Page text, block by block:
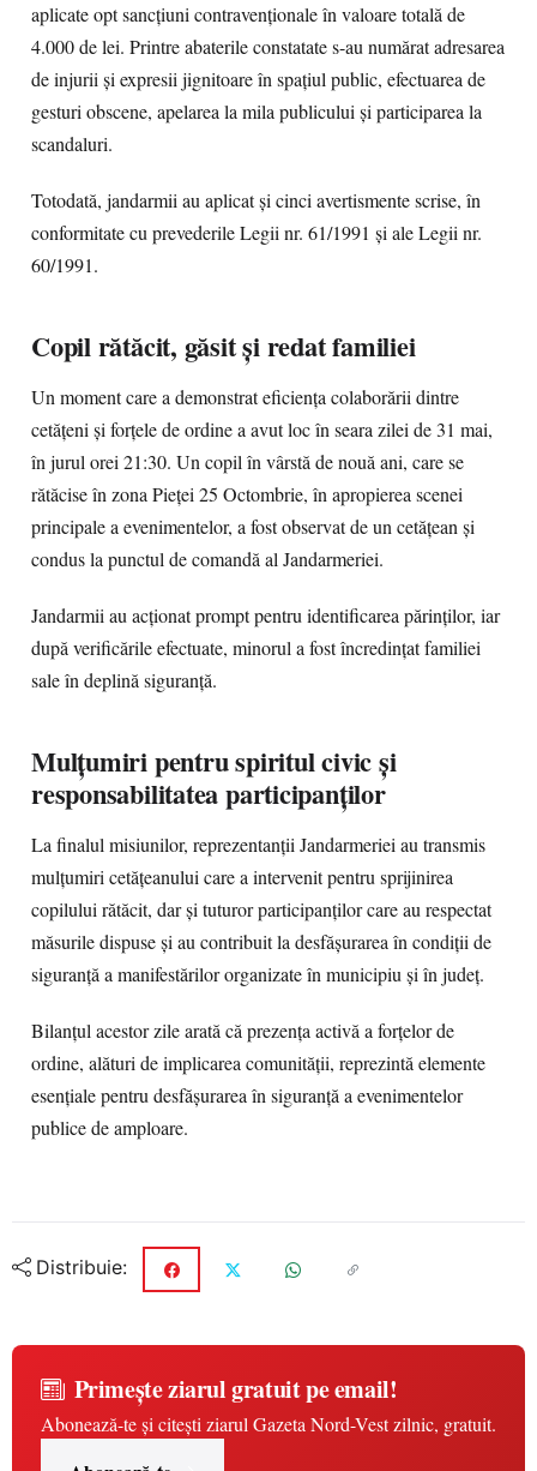
aplicate opt sancțiuni contravenționale în valoare totală de
4.000 de lei. Printre abaterile constatate s-au numărat adresarea
de injurii și expresii jignitoare în spațiul public, efectuarea de
gesturi obscene, apelarea la mila publicului și participarea la
scandaluri.
Totodată, jandarmii au aplicat și cinci avertismente scrise, în
conformitate cu prevederile Legii nr. 61/1991 și ale Legii nr.
60/1991.
Copil rătăcit, găsit și redat familiei
Un moment care a demonstrat eficiența colaborării dintre
cetățeni și forțele de ordine a avut loc în seara zilei de 31 mai,
în jurul orei 21:30. Un copil în vârstă de nouă ani, care se
rătăcise în zona Pieței 25 Octombrie, în apropierea scenei
principale a evenimentelor, a fost observat de un cetățean și
condus la punctul de comandă al Jandarmeriei.
Jandarmii au acționat prompt pentru identificarea părinților, iar
după verificările efectuate, minorul a fost încredințat familiei
sale în deplină siguranță.
Mulțumiri pentru spiritul civic și
responsabilitatea participanților
La finalul misiunilor, reprezentanții Jandarmeriei au transmis
mulțumiri cetățeanului care a intervenit pentru sprijinirea
copilului rătăcit, dar și tuturor participanților care au respectat
măsurile dispuse și au contribuit la desfășurarea în condiții de
siguranță a manifestărilor organizate în municipiu și în județ.
Bilanțul acestor zile arată că prezența activă a forțelor de
ordine, alături de implicarea comunității, reprezintă elemente
esențiale pentru desfășurarea în siguranță a evenimentelor
publice de amploare.
Distribuie:
Primește ziarul gratuit pe email!
Abonează-te și citești ziarul Gazeta Nord-Vest zilnic, gratuit.